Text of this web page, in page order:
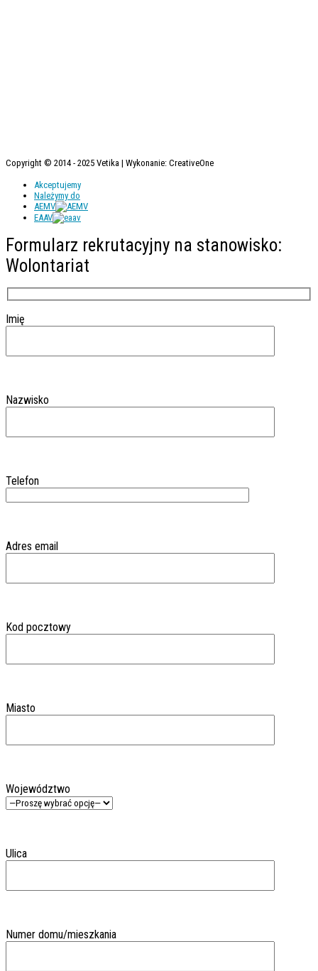
Copyright © 2014 - 2025 Vetika | Wykonanie: CreativeOne
Akceptujemy
Należymy do
AEMV
EAAV
Formularz rekrutacyjny na stanowisko:
Wolontariat
Imię
Nazwisko
Telefon
Adres email
Kod pocztowy
Miasto
Województwo
Ulica
Numer domu/mieszkania